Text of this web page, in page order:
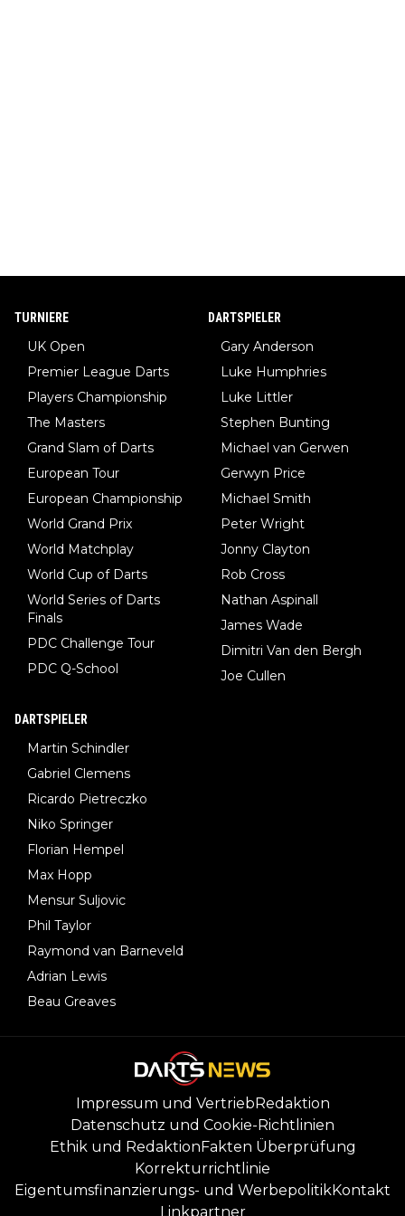
TURNIERE
UK Open
Premier League Darts
Players Championship
The Masters
Grand Slam of Darts
European Tour
European Championship
World Grand Prix
World Matchplay
World Cup of Darts
World Series of Darts
Finals
PDC Challenge Tour
PDC Q-School
DARTSPIELER
Gary Anderson
Luke Humphries
Luke Littler
Stephen Bunting
Michael van Gerwen
Gerwyn Price
Michael Smith
Peter Wright
Jonny Clayton
Rob Cross
Nathan Aspinall
James Wade
Dimitri Van den Bergh
Joe Cullen
DARTSPIELER
Martin Schindler
Gabriel Clemens
Ricardo Pietreczko
Niko Springer
Florian Hempel
Max Hopp
Mensur Suljovic
Phil Taylor
Raymond van Barneveld
Adrian Lewis
Beau Greaves
Impressum und VertriebRedaktion
Datenschutz und Cookie-Richtlinien
Ethik und RedaktionFakten Überprüfung
Korrekturrichtlinie
Eigentumsfinanzierungs- und WerbepolitikKontakt
Linkpartner